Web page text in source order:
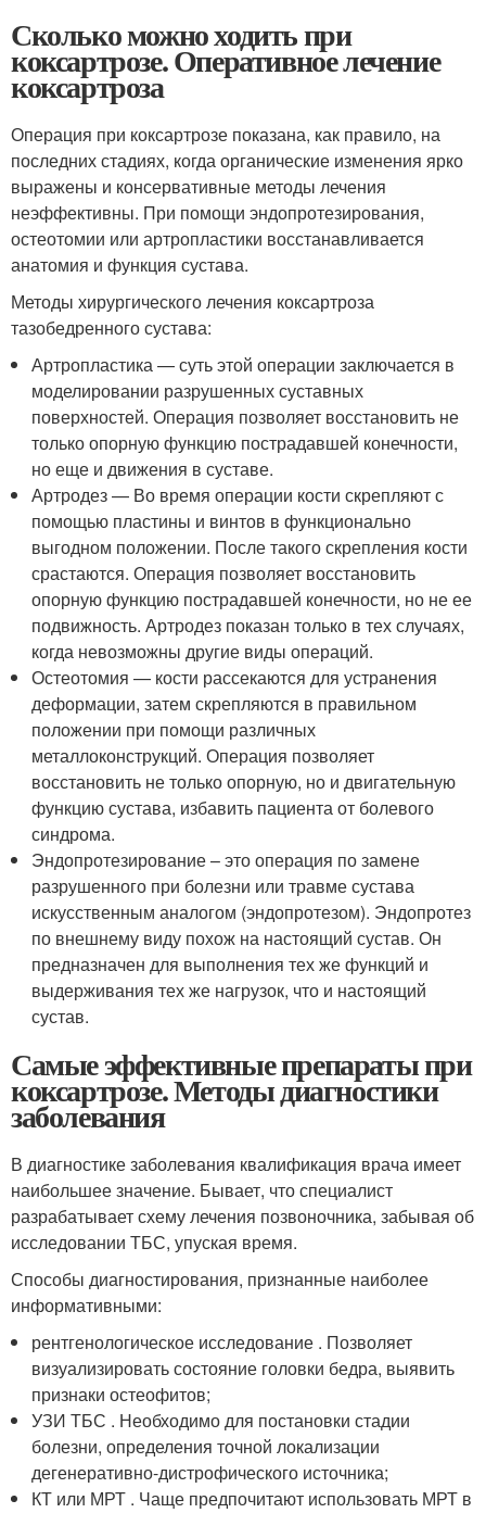
Сколько можно ходить при
коксартрозе. Оперативное лечение
коксартроза
Операция при коксартрозе показана, как правило, на
последних стадиях, когда органические изменения ярко
выражены и консервативные методы лечения
неэффективны. При помощи эндопротезирования,
остеотомии или артропластики восстанавливается
анатомия и функция сустава.
Методы хирургического лечения коксартроза
тазобедренного сустава:
Артропластика — суть этой операции заключается в
моделировании разрушенных суставных
поверхностей. Операция позволяет восстановить не
только опорную функцию пострадавшей конечности,
но еще и движения в суставе.
Артродез — Во время операции кости скрепляют с
помощью пластины и винтов в функционально
выгодном положении. После такого скрепления кости
срастаются. Операция позволяет восстановить
опорную функцию пострадавшей конечности, но не ее
подвижность. Артродез показан только в тех случаях,
когда невозможны другие виды операций.
Остеотомия — кости рассекаются для устранения
деформации, затем скрепляются в правильном
положении при помощи различных
металлоконструкций. Операция позволяет
восстановить не только опорную, но и двигательную
функцию сустава, избавить пациента от болевого
синдрома.
Эндопротезирование – это операция по замене
разрушенного при болезни или травме сустава
искусственным аналогом (эндопротезом). Эндопротез
по внешнему виду похож на настоящий сустав. Он
предназначен для выполнения тех же функций и
выдерживания тех же нагрузок, что и настоящий
сустав.
Самые эффективные препараты при
коксартрозе. Методы диагностики
заболевания
В диагностике заболевания квалификация врача имеет
наибольшее значение. Бывает, что специалист
разрабатывает схему лечения позвоночника, забывая об
исследовании ТБС, упуская время.
Способы диагностирования, признанные наиболее
информативными:
рентгенологическое исследование . Позволяет
визуализировать состояние головки бедра, выявить
признаки остеофитов;
УЗИ ТБС . Необходимо для постановки стадии
болезни, определения точной локализации
дегенеративно-дистрофического источника;
КТ или МРТ . Чаще предпочитают использовать МРТ в